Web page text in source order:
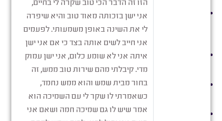
ניתן לבטל רכישה ולקבל החזר כספי מלא עד 30 ימי עסקים
מיום קבלת המוצר, ובתנאי שלא נעשה שימוש במוצר ו/או
ביטול רכישה יתבצע באמצעות פנייה בכתב לחנות דרך דף
“צור קשר” באתר.
החזר כספי יבוצע תוך 30 ימי עסקים מיום קבלת הודעת
במקרה של החזרת מוצר, הלקוח יספוג את כל עלויות